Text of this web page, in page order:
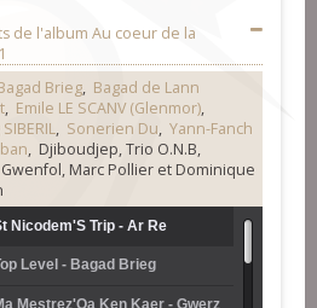
de l'album Au coeur de la
Brieg, Bagad de Lann
, Emile LE SCANV (Glenmor),
, Sonerien Du, Yann-Fanch
, Djiboudjep, Trio O.N.B,
Marc Pollier et Dominique
Nicodem'S Trip - Ar Re
Level - Bagad Brieg